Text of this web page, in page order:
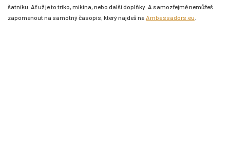
šatníku. Ať už je to triko, mikina, nebo další doplňky. A samozřejmě nemůžeš
zapomenout na samotný časopis, který najdeš na Ambassadors.eu